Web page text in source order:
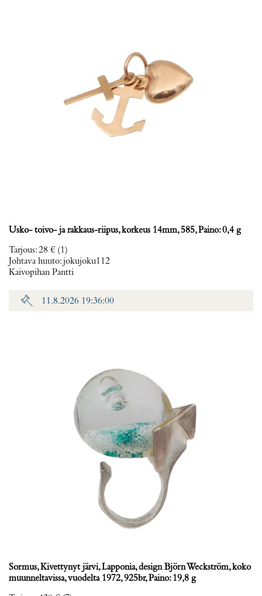
Usko- toivo- ja rakkaus-riipus, korkeus 14mm, 585, Paino: 0,4 g
Tarjous:28 € (1)
Johtava huuto:jokujoku112
Kaivopihan Pantti
11.8.2026 19:36:00
Sormus, Kivettynyt järvi, Lapponia, design Björn Weckström, koko
muunneltavissa, vuodelta 1972, 925br, Paino: 19,8 g